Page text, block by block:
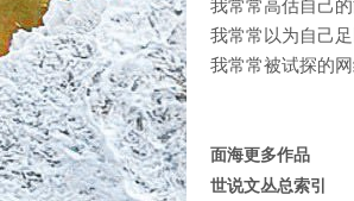
我常常高估自己
我常常以为自己
我常常被试探的
面海更多作品
世说文丛总索引